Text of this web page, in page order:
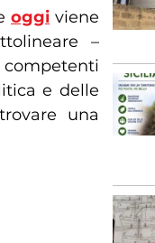
oggi viene
–
e delle
una